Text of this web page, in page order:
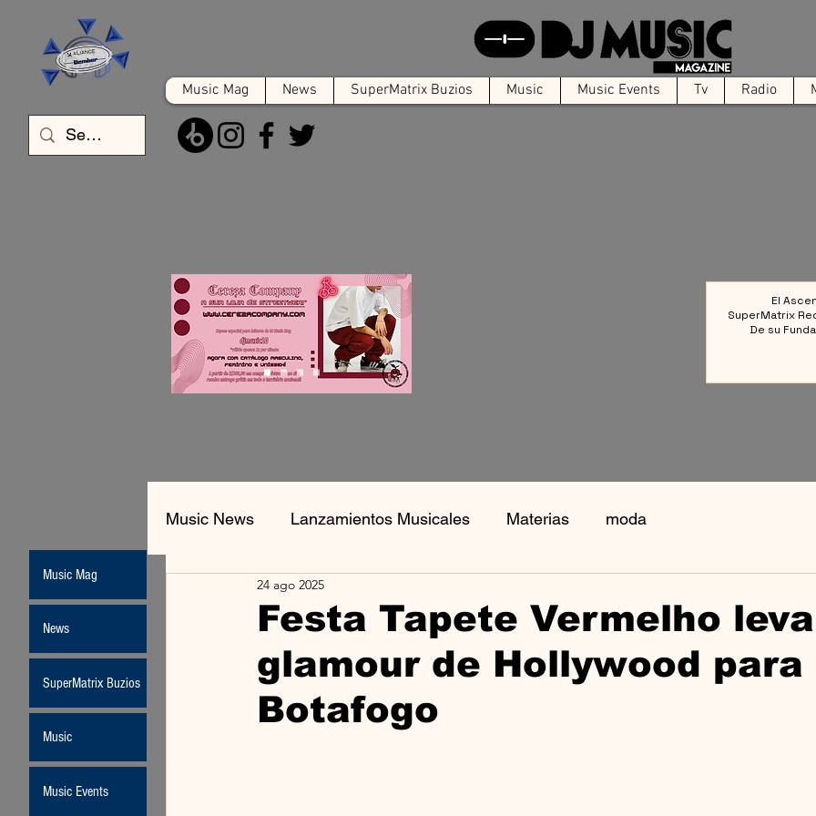
Music Mag News SuperMatrix Buzios Music Music Events Tv Radio
Music News Lanzamientos Musicales Materias moda
Festa Tapete Vermelho
glamour de Hollywood para
Botafogo
24 ago 2025
Music Mag
News
SuperMatrix Buzios
Music
Music Events
El
SuperMatrix
De su